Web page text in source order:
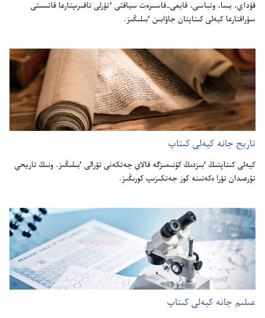
قۇ‌داي،‏ يسا،‏ وتباسى،‏ قايعى-‏قاسىرە‌ت سياقتى ٴ‌تۇ‌رلى تاقىرىپتارعا قاتىستى
سۇ‌راقتارعا كيە‌لى كىتاپتان جاۋابىن ٴ‌بىلىڭىز.‏
تاريح جانە كيە‌لى كىتاپ
كيە‌لى كىتاپتىڭ ٴ‌بىزدىڭ كۇ‌نىمىزگە قالاي جە‌تكە‌نى تۋرالى ٴ‌بىلىڭىز.‏ ونىڭ تاريحي
تۇ‌رعىدان تۋرا ە‌كە‌نىنە كوز جە‌تكىزىپ كورىڭىز.‏
عىلىم جانە كيە‌لى كىتاپ